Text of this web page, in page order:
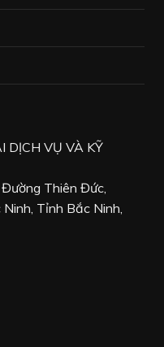
DỊCH VỤ VÀ KỸ
Thiên Đức,
Tỉnh Bắc Ninh,